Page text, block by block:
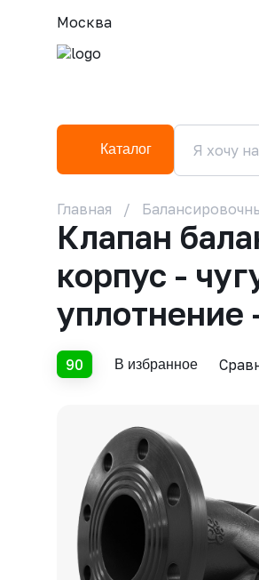
Москва
Каталог
Главная
Клапан
корпус -
90 В избранное